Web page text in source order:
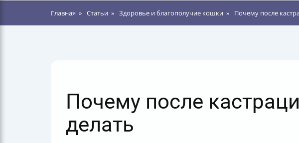
Главная Статьи Здоровье и благополучие кошки Почему после
Почему после
делать